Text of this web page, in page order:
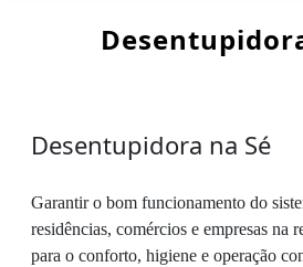
Desentupidora na Sé
Garantir o bom funcionamento do
residências, comércios e empresas na
para o conforto, higiene e operação